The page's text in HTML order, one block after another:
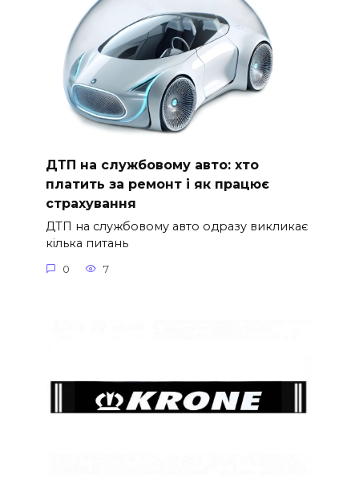
ДТП на службовому авто: хто
платить за ремонт і як працює
страхування
ДТП на службовому авто одразу викликає
кілька питань
0 7